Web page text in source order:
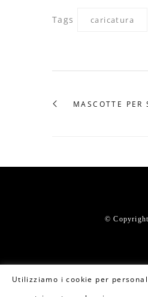
Tags caricatura
MASCOTTE PER
©
Utilizziamo i cookie per